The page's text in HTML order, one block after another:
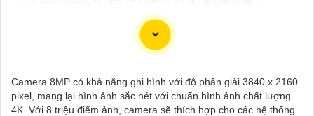
Camera DH-IPC-HDW3849H-AS-PV-PRO Siêu
DH-IPC-PDW3849-A180-AS-PV Camera 180 Độ( 5%-35% )
Camera 8MP có khả năng ghi hình với độ phân giải 3840 x 2160
pixel, mang lại hình ảnh sắc nét với chuẩn hình ảnh chất lượng
4K. Với 8 triệu điểm ảnh, camera sẽ thích hợp cho các hệ thống